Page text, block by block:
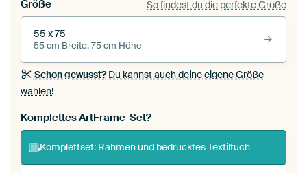
Größe So findest du die perfekte Größe
55 x 75
55 cm Breite, 75 cm Höhe
Schon gewusst?Du kannst auch deine eigene Größe
wählen!
Komplettes ArtFrame-Set?
Komplettset: Rahmen und bedrucktes Textiltuch